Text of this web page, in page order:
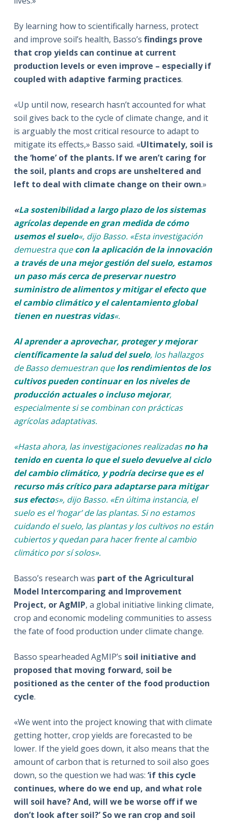
By learning how to scientifically harness, protect
and improve soil’s health, Basso’s findings prove
that crop yields can continue at current
production levels or even improve – especially if
coupled with adaptive farming practices.
«Up until now, research hasn’t accounted for what
soil gives back to the cycle of climate change, and it
is arguably the most critical resource to adapt to
mitigate its effects,» Basso said. «Ultimately, soil is
the ‘home’ of the plants. If we aren’t caring for
the soil, plants and crops are unsheltered and
left to deal with climate change on their own.»
«La sostenibilidad a largo plazo de los sistemas
agrícolas depende en gran medida de cómo
usemos el suelo«, dijo Basso. «Esta investigación
demuestra quecon la aplicación de la innovación
a través de una mejor gestión del suelo, estamos
un paso más cerca de preservar nuestro
suministro de alimentos y mitigar el efecto que
el cambio climático y el calentamiento global
tienen en nuestras vidas«.
Al aprender a aprovechar, proteger y mejorar
científicamente la salud del suelo, los hallazgos
de Basso demuestran quelos rendimientos de los
cultivos pueden continuar en los niveles de
producción actuales o incluso mejorar,
especialmente si se combinan con prácticas
agrícolas adaptativas.
«Hasta ahora, las investigaciones realizadasno ha
tenido en cuenta lo que el suelo devuelve al ciclo
del cambio climático, y podría decirse que es el
recurso más crítico para adaptarse para mitigar
sus efectos», dijo Basso. «En última instancia, el
suelo es el ‘hogar’ de las plantas. Si no estamos
cuidando el suelo, las plantas y los cultivos no están
cubiertos y quedan para hacer frente al cambio
climático por sí solos».
Basso’s research was part of the Agricultural
Model Intercomparing and Improvement
Project, or AgMIP, a global initiative linking climate,
crop and economic modeling communities to assess
the fate of food production under climate change.
Basso spearheaded AgMIP’s soil initiative and
proposed that moving forward, soil be
positioned as the center of the food production
cycle.
«We went into the project knowing that with climate
getting hotter, crop yields are forecasted to be
lower. If the yield goes down, it also means that the
amount of carbon that is returned to soil also goes
down, so the question we had was: ‘if this cycle
continues, where do we end up, and what role
will soil have? And, will we be worse off if we
don’t look after soil?’ So we ran crop and soil